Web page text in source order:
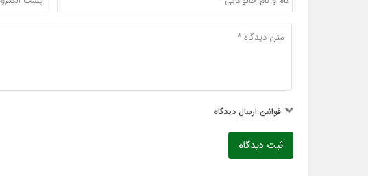
قوانین ارسال دیدگاه
ثبت دیدگاه